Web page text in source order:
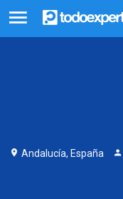
Andalucía, España